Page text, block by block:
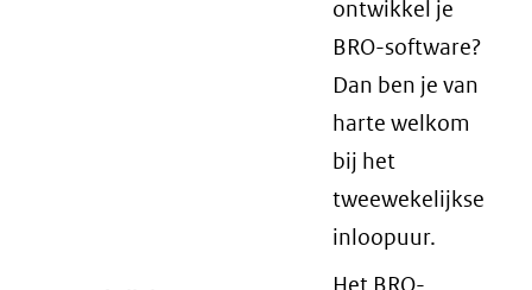
ontwikkel je
BRO-software?
Dan ben je van
harte welkom
bij het
tweewekelijkse
inloopuur.